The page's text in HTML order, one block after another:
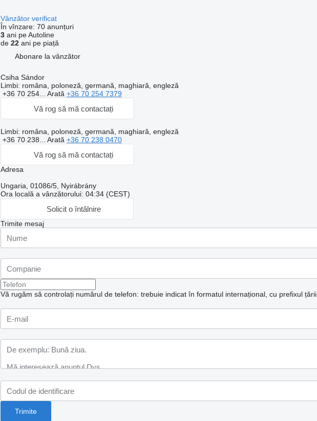
Vânzător verificat
În vînzare: 70 anunțuri
3ani pe Autoline
de 22ani pe piață
Abonare la vânzător
Csiha Sándor
Limbi: româna, poloneză, germană, maghiară, engleză
+36 70 254... Arată +36 70 254 7379
Vă rog să mă contactați
Limbi: româna, poloneză, germană, maghiară, engleză
+36 70 238... Arată +36 70 238 0470
Vă rog să mă contactați
Adresa
Ungaria, 01086/5, Nyirábrány
Ora locală a vânzătorului: 04:34 (CEST)
Solicit o întâlnire
Trimite mesaj
Vă rugăm să controlați numărul de telefon: trebuie indicat în formatul internațional, cu prefixul țării.